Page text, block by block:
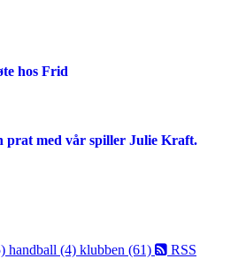
hos Frid
prat med vår spiller Julie Kraft.
handball (4) klubben (61) RSS